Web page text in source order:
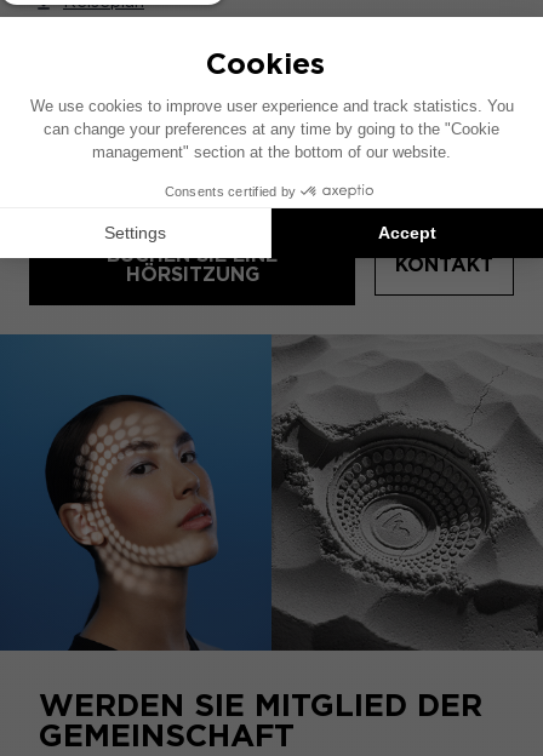
Di. :08:00 - 16:30
08:00 - 16:30
08:00 - 16:30
08:00 - 16:30
BUCHEN SIE EINE
HÖRSITZUNG
KONTAKT
WERDEN SIE MITGLIED DER
GEMEINSCHAFT